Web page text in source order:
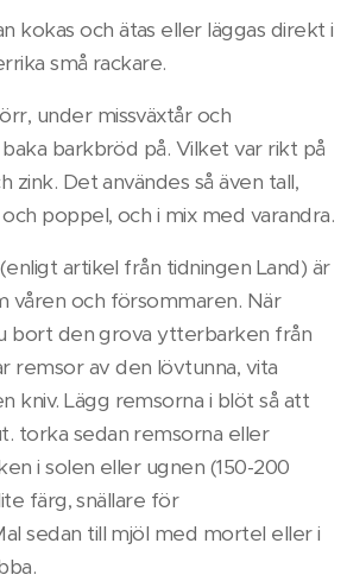
kokas och ätas eller läggas direkt i
små rackare.
under missväxtår och
barkbröd på. Vilket var rikt på
zink. Det användes så även tall,
poppel, och i mix med varandra.
artikel från tidningen Land) är
våren och försommaren. När
bort den grova ytterbarken från
remsor av den lövtunna, vita
kniv. Lägg remsorna i blöt så att
torka sedan remsorna eller
i solen eller ugnen (150-200
färg, snällare för
sedan till mjöl med mortel eller i